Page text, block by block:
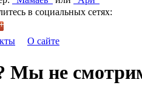
в социальных сетях:
О сайте
не